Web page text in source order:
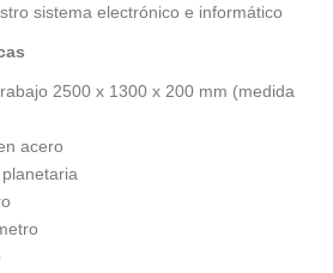
sistema electrónico e informático
2500 x 1300 x 200 mm (medida
acero